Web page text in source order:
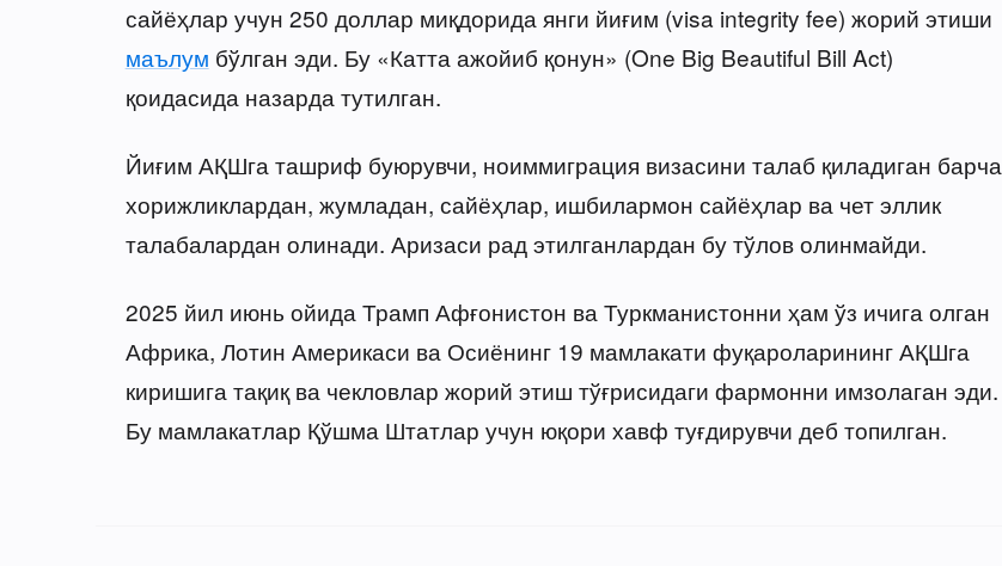
сайёҳлар учун 250 доллар миқдорида янги йиғим (visa integrity fee) жорий этиши
маълум бўлган эди. Бу «Катта ажойиб қонун» (One Big Beautiful Bill Act)
қоидасида назарда тутилган.
Йиғим АҚШга ташриф буюрувчи, ноиммиграция визасини талаб қиладиган барча
хорижликлардан, жумладан, сайёҳлар, ишбилармон сайёҳлар ва чет эллик
талабалардан олинади. Аризаси рад этилганлардан бу тўлов олинмайди.
2025 йил июнь ойида Трамп Афғонистон ва Туркманистонни ҳам ўз ичига олган
Африка, Лотин Америкаси ва Осиёнинг 19 мамлакати фуқароларининг АҚШга
киришига тақиқ ва чекловлар жорий этиш тўғрисидаги фармонни имзолаган эди.
Бу мамлакатлар Қўшма Штатлар учун юқори хавф туғдирувчи деб топилган.